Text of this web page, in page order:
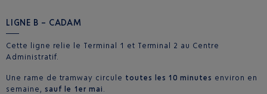
LIGNE B – CADAM
Cette ligne relie le Terminal 1 et Terminal 2 au Centre
Administratif.
Une rame de tramway circule toutes les 10 minutes environ en
semaine, sauf le 1er mai .